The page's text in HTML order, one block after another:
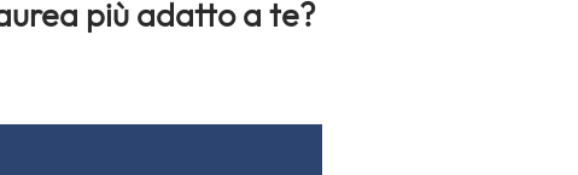
più adatto a te?